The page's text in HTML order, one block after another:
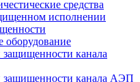
средства
исполнении
оборудование
канала
защищенности канала АЭП